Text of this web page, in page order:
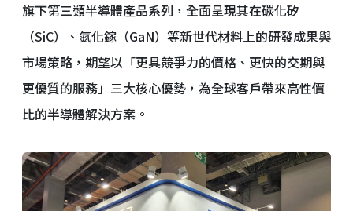
旗下第三類半導體產品系列，全面呈現其在碳化矽
（SiC）、氮化鎵（GaN）等新世代材料上的研發成果與
市場策略，期望以「更具競爭力的價格、更快的交期與
更優質的服務」三大核心優勢，為全球客戶帶來高性價
比的半導體解決方案。